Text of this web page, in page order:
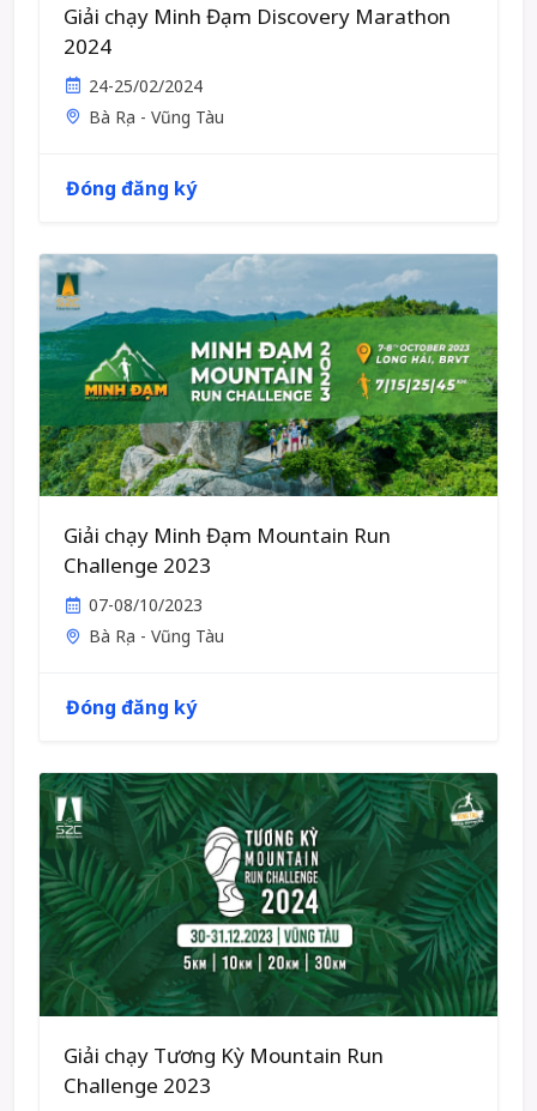
Giải chạy Minh Đạm Discovery Marathon
2024
24-25/02/2024
Bà Rịa - Vũng Tàu
Đóng đăng ký
Giải chạy Minh Đạm Mountain Run
Challenge 2023
07-08/10/2023
Bà Rịa - Vũng Tàu
Đóng đăng ký
Giải chạy Tương Kỳ Mountain Run
Challenge 2023